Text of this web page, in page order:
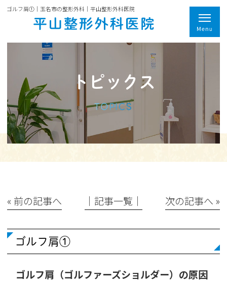
ゴルフ肩①｜玉名市の整形外科｜平山整形外科医院
トピックス
TOPICS
« 前の記事へ │記事一覧│ 次の記事へ »
ゴルフ肩①
ゴルフ肩（ゴルファーズショルダー）の原因